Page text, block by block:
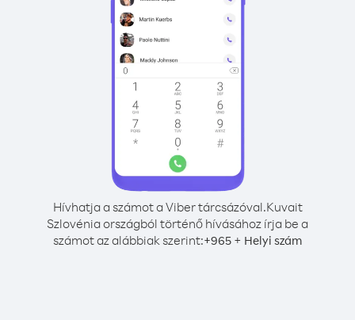
Hívhatja a számot a Viber tárcsázóval.Kuvait
Szlovénia országból történő hívásához írja be a
számot az alábbiak szerint:+965 + Helyi szám